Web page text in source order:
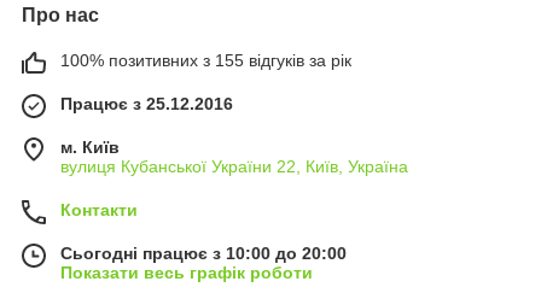
Про нас
100% позитивних з 155 відгуків за рік
Працює з 25.12.2016
м. Київ
вулиця Кубанської України 22, Київ, Україна
Контакти
Сьогодні працює з 10:00 до 20:00
Показати весь графік роботи